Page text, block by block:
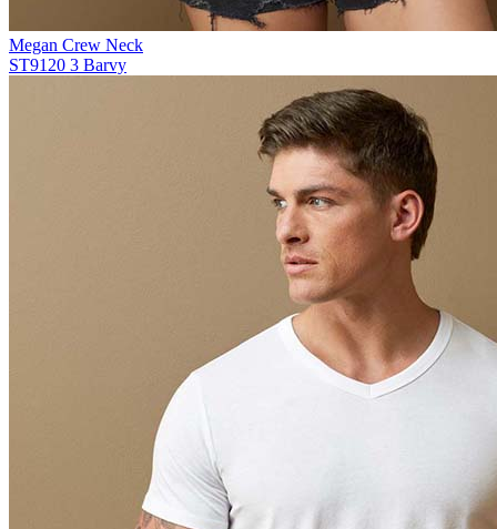
Megan Crew Neck
ST9120 3 Barvy